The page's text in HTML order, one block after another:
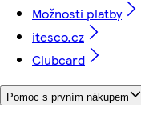
Možnosti platby
itesco.cz
Clubcard
Pomoc s prvním nákupem